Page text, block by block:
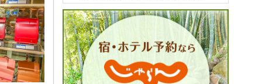
は
は